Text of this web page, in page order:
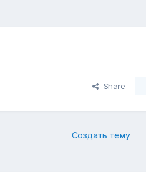
Share
Создать тему